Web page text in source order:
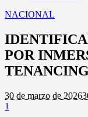
NACIONAL
POR
30 de marzo de 2026
1